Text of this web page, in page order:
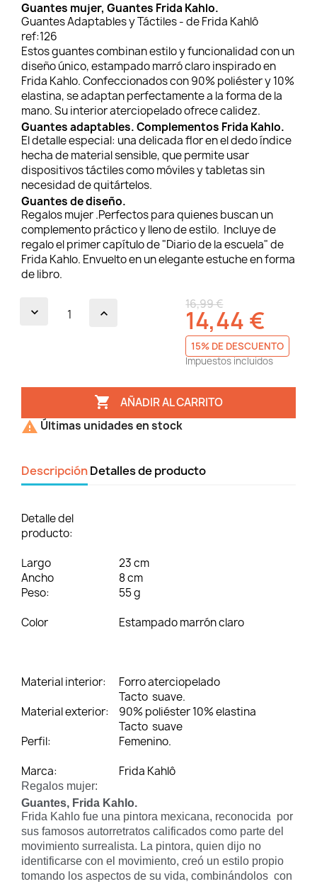
Guantes mujer, Guantes Frida Kahlo.
Guantes Adaptables y Táctiles - de Frida Kahlô
ref:126
Estos guantes combinan estilo y funcionalidad con un
diseño único, estampado marró claro inspirado en
Frida Kahlo. Confeccionados con 90% poliéster y 10%
elastina, se adaptan perfectamente a la forma de la
mano. Su interior aterciopelado ofrece calidez.
Guantes adaptables. Complementos Frida Kahlo.
El detalle especial: una delicada flor en el dedo índice
hecha de material sensible, que permite usar
dispositivos táctiles como móviles y tabletas sin
necesidad de quitártelos.
Guantes de diseño.
Regalos mujer .Perfectos para quienes buscan un
complemento práctico y lleno de estilo. Incluye de
regalo el primer capítulo de "Diario de la escuela" de
Frida Kahlo. Envuelto en un elegante estuche en forma
de libro.
16,99 €
14,44 €
15% DE DESCUENTO
Impuestos incluidos
 AÑADIR AL CARRITO
 Últimas unidades en stock
DescripciónDetalles de producto
Detalle del
producto:
Largo
23 cm
Ancho
8 cm
Peso:
55 g
Color
Estampado marrón claro
Material interior:
Forro aterciopelado
Tacto suave.
Material exterior:
90% poliéster 10% elastina
Tacto suave
Perfil:
Femenino.
Marca:
Frida Kahlô
Regalos mujer:
Guantes, Frida Kahlo.
Frida Kahlo fue una pintora mexicana, reconocida por
sus famosos autorretratos calificados como parte del
movimiento surrealista. La pintora, quien dijo no
identificarse con el movimiento, creó un estilo propio
tomando los aspectos de su vida, combinándolos con